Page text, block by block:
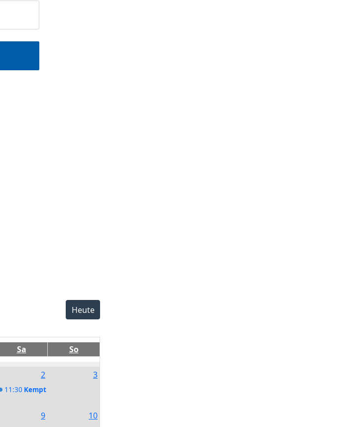
Heute
Sa So
2
11:30 Kemptener Jazzfrühling - The Bakery Brothers
3
9 10